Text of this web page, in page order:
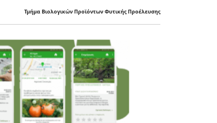
Τμήμα Βιολογικών Προϊόντων Φυτικής Προέλευσης